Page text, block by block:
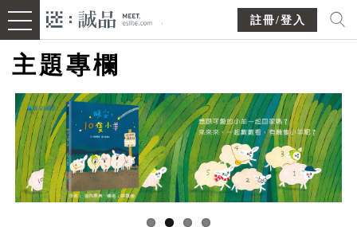
註冊/登入
主題專欄